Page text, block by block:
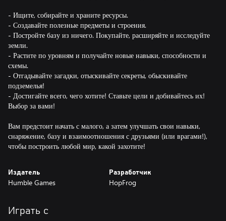
- Ищите, собирайте и храните ресурсы.
- Создавайте полезные предметы и строения.
- Постройте базу из ничего. Покупайте, расширяйте и исследуйте
земли.
- Растите по уровням и получайте новые навыки, способности и
схемы.
- Отгадывайте загадки, отыскивайте секреты, обыскивайте
подземелья!
- Достигайте всего, чего хотите! Ставьте цели и добивайтесь их!
Выбор за вами!
Вам предстоит начать с малого, а затем улучшать свои навыки,
снаряжение, базу и взаимоотношения с друзьями (или врагами!),
чтобы построить любой мир, какой захотите!
Издатель
Humble Games
Разработчик
HopFrog
Играть с